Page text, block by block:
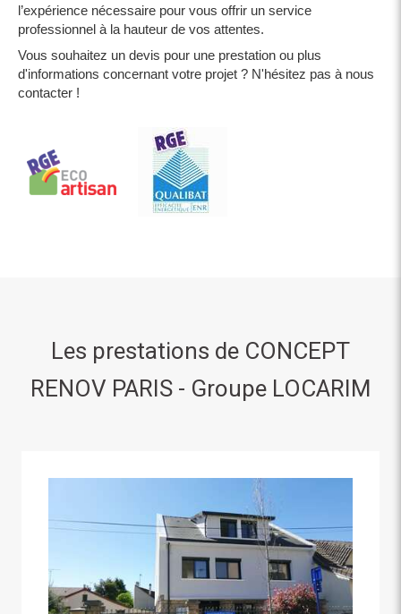
l’expérience nécessaire pour vous offrir un service
professionnel à la hauteur de vos attentes.
Vous souhaitez un devis pour une prestation ou plus
d'informations concernant votre projet ? N'hésitez pas à nous
contacter !
Les prestations de CONCEPT
RENOV PARIS - Groupe LOCARIM